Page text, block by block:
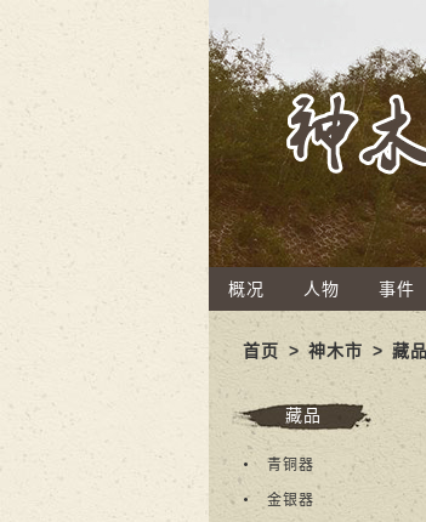
概况 人物 事件
首页 >神木市 > 藏品
藏品
青铜器
金银器